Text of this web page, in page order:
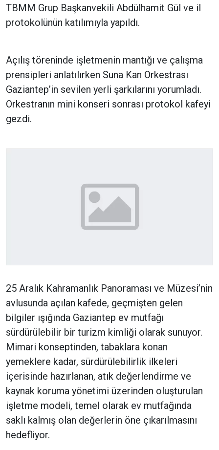
TBMM Grup Başkanvekili Abdülhamit Gül ve il
protokolünün katılımıyla yapıldı.
Açılış töreninde işletmenin mantığı ve çalışma
prensipleri anlatılırken Suna Kan Orkestrası
Gaziantep’in sevilen yerli şarkılarını yorumladı.
Orkestranın mini konseri sonrası protokol kafeyi
gezdi.
25 Aralık Kahramanlık Panoraması ve Müzesi’nin
avlusunda açılan kafede, geçmişten gelen
bilgiler ışığında Gaziantep ev mutfağı
sürdürülebilir bir turizm kimliği olarak sunuyor.
Mimari konseptinden, tabaklara konan
yemeklere kadar, sürdürülebilirlik ilkeleri
içerisinde hazırlanan, atık değerlendirme ve
kaynak koruma yönetimi üzerinden oluşturulan
işletme modeli, temel olarak ev mutfağında
saklı kalmış olan değerlerin öne çıkarılmasını
hedefliyor.